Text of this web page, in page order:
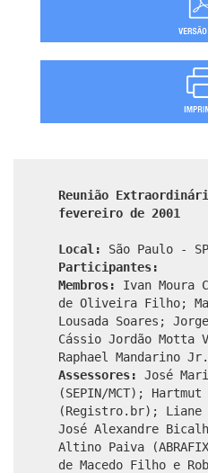
Reunião
fevereiro de 2001
Local:
São Paulo - SP
Participantes:
Membros: Ivan Moura
de Oliveira Filho;
Lousada Soares;
Cássio Jordão Motta
Raphael Mandarino Jr.
Assessores:
José
(SEPIN/MCT);
(Registro.br); Liane
José Alexandre
Altino Paiva
de Macedo Filho e